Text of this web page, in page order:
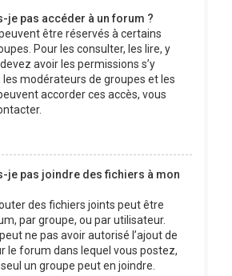
je pas accéder à un forum ?
être réservés à certains
Pour les consulter, les lire, y
avoir les permissions s’y
modérateurs de groupes et les
accorder ces accès, vous
je pas joindre des fichiers à mon
des fichiers joints peut être
par groupe, ou par utilisateur.
ne pas avoir autorisé l’ajout de
le forum dans lequel vous postez,
un groupe peut en joindre.